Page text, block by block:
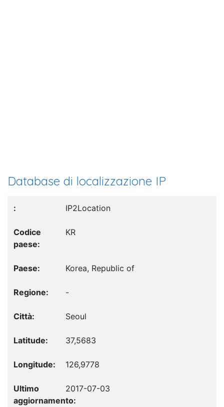
Database di localizzazione IP
IP2Location
KR
Korea, Republic of
-
Seoul
37,5683
126,9778
2017-07-03